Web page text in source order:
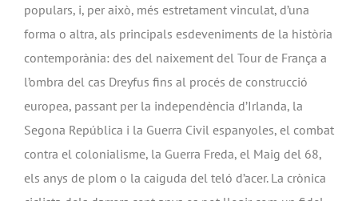
populars, i, per això, més estretament vinculat, d’una
forma o altra, als principals esdeveniments de la història
contemporània: des del naixement del Tour de França a
l’ombra del cas Dreyfus fins al procés de construcció
europea, passant per la independència d’Irlanda, la
Segona República i la Guerra Civil espanyoles, el combat
contra el colonialisme, la Guerra Freda, el Maig del 68,
els anys de plom o la caiguda del teló d’acer. La crònica